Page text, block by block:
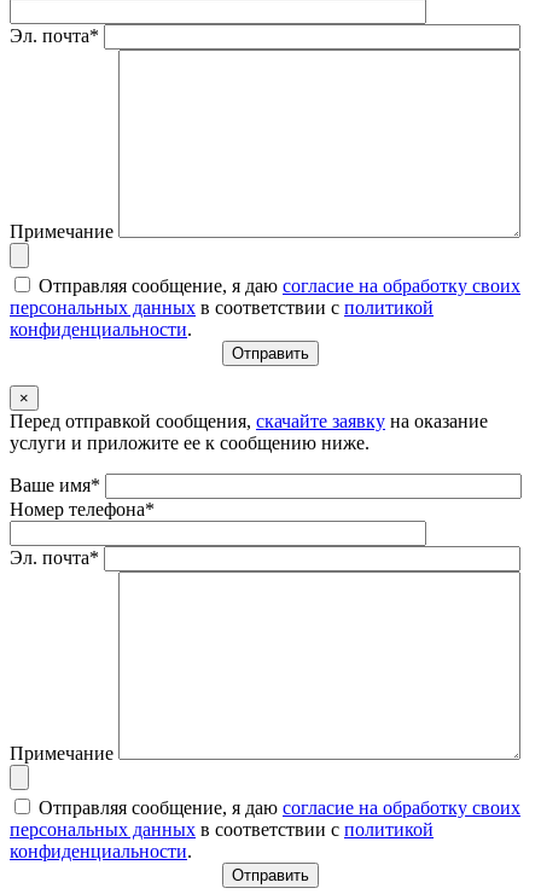
Эл. почта*
Примечание
Отправляя сообщение, я даю согласие на обработку своих
персональных данных в соответствии с политикой
конфиденциальности.
×
Перед отправкой сообщения, скачайте заявку на оказание
услуги и приложите ее к сообщению ниже.
Ваше имя*
Номер телефона*
Эл. почта*
Примечание
Отправляя сообщение, я даю согласие на обработку своих
персональных данных в соответствии с политикой
конфиденциальности.